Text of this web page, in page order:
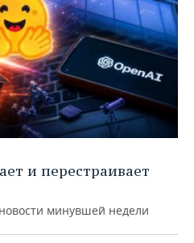
и перестраивает
минувшей недели